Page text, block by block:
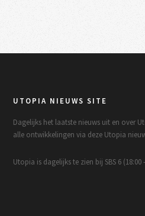
UTOPIA NIEUWS SITE
Dagelijks het laatste nieuws uit en over
alle ontwikkelingen via deze Utopia
Utopia is dagelijks te zien bij SBS 6 (18:00